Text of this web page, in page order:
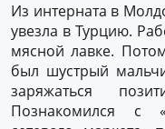
Из интерната в
увезла в Турцию.
мясной лавке.
был шустрый
заряжаться
Познакомился с